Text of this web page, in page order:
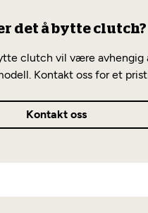
det å bytte clutch?
clutch vil være avhengig
Kontakt oss for et
Kontakt oss